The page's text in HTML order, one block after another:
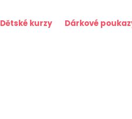
Dětské kurzy Dárkové